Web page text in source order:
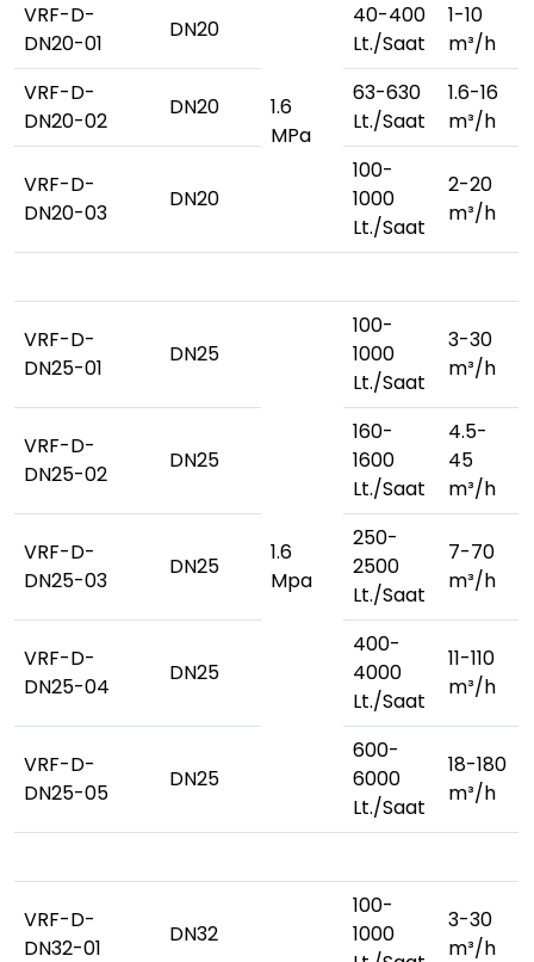
VRF-D-
DN20-01
DN20
1.6
MPa
40-400
Lt./Saat
1-10
m³/h
VRF-D-
DN20-02
DN20
63-630
Lt./Saat
1.6-16
m³/h
VRF-D-
DN20-03
DN20
100-
1000
Lt./Saat
2-20
m³/h
VRF-D-
DN25-01
DN25
1.6
Mpa
100-
1000
Lt./Saat
3-30
m³/h
VRF-D-
DN25-02
DN25
160-
1600
Lt./Saat
4.5-
45
m³/h
VRF-D-
DN25-03
DN25
250-
2500
Lt./Saat
7-70
m³/h
VRF-D-
DN25-04
DN25
400-
4000
Lt./Saat
11-110
m³/h
VRF-D-
DN25-05
DN25
600-
6000
Lt./Saat
18-180
m³/h
VRF-D-
DN32-01
DN32
100-
1000
3-30
m³/h